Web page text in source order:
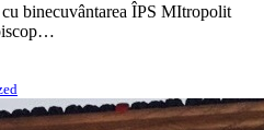
binecuvântarea ÎPS MItropolit